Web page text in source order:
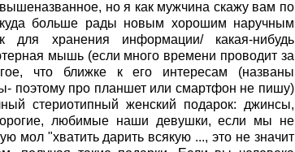
но я как мужчина скажу вам по
больше рады новым хорошим наручным
для хранения информации/ какая-нибудь
мышь (если много времени проводит за
что ближке к его интересам (названы
поэтому про планшет или смартфон не пишу)
стериотипный женский подарок: джинсы,
любимые наши девушки, если мы не
мол "хватить дарить всякую ..., это не значит